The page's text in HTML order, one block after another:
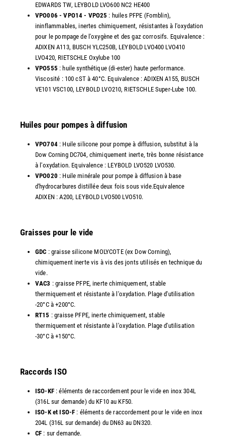
EDWARDS TW, LEYBOLD LVO600 NC2 HE400
VPO006 - VPO14 - VPO25 : huiles PFPE (Fomblin),
ininflammables, inertes chimiquement, résistantes à l'oxydation
pour le pompage de l'oxygène et des gaz corrosifs. Equivalence :
ADIXEN A113, BUSCH YLC250B, LEYBOLD LVO400 LVO410
LVO420, RIETSCHLE Oxylube 100
VPO555 : huile synthétique (di-ester) haute performance.
Viscosité : 100 cST à 40°C. Equivalence : ADIXEN A155, BUSCH
VE101 VSC100, LEYBOLD LVO210, RIETSCHLE Super-Lube 100.
Huiles pour pompes à diffusion
VPO704: Huile silicone pour pompe à diffusion, substitut à la
Dow Corning DC704, chimiquement inerte, très bonne résistance
à l'oxydation. Equivalence : LEYBOLD LVO520 LVO530.
VPO020 : Huile minérale pour pompe à diffusion à base
d'hydrocarbures distillée deux fois sous vide.Equivalence
ADIXEN : A200, LEYBOLD LVO500 LVO510.
Graisses pour le vide
GDC : graisse silicone MOLYCOTE (ex Dow Corning),
chimiquement inerte vis à vis des jonts utilisés en technique du
vide.
VAC3 : graisse PFPE, inerte chimiquement, stable
thermiquement et résistante à l'oxydation. Plage d'utilisation
-20°C à +200°C.
RT15 : graisse PFPE, inerte chimiquement, stable
thermiquement et résistante à l'oxydation. Plage d'utilisation
-30°C à +150°C.
Raccords ISO
ISO-KF: éléments de raccordement pour le vide en inox 304L
(316L sur demande) du KF10 au KF50.
ISO-K et ISO-F : éléments de raccordement pour le vide en inox
204L (316L sur demande) du DN63 au DN320.
CF : sur demande.